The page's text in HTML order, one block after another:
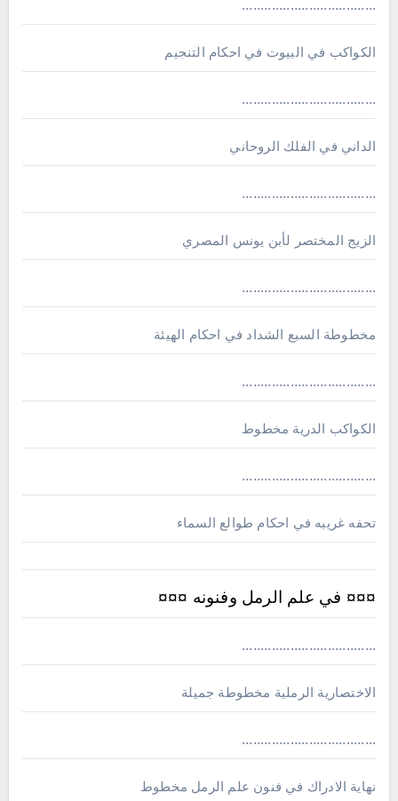
....................................
الكواكب في البيوت في احكام التنجيم
....................................
الداني في الفلك الروحاني
....................................
الزيج المختصر لأبن يونس المصري
....................................
مخطوطة السبع الشداد في احكام الهيئة
....................................
الكواكب الدرية مخطوط
....................................
تحفه غريبه في احكام طوالع السماء
¤¤¤ في علم الرمل وفنونه ¤¤¤
....................................
الاختصارية الرملية مخطوطة جميلة
....................................
نهاية الادراك في فنون علم الرمل مخطوط